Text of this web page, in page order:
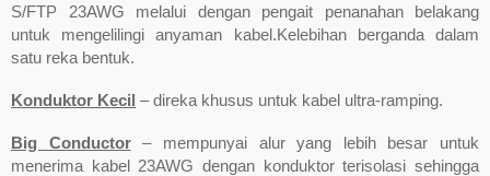
S/FTP 23AWG melalui dengan pengait penanahan belakang
untuk mengelilingi anyaman kabel.Kelebihan berganda dalam
satu reka bentuk.
Konduktor Kecil – direka khusus untuk kabel ultra-ramping.
Big Conductor– mempunyai alur yang lebih besar untuk
menerima kabel 23AWG dengan konduktor terisolasi sehingga